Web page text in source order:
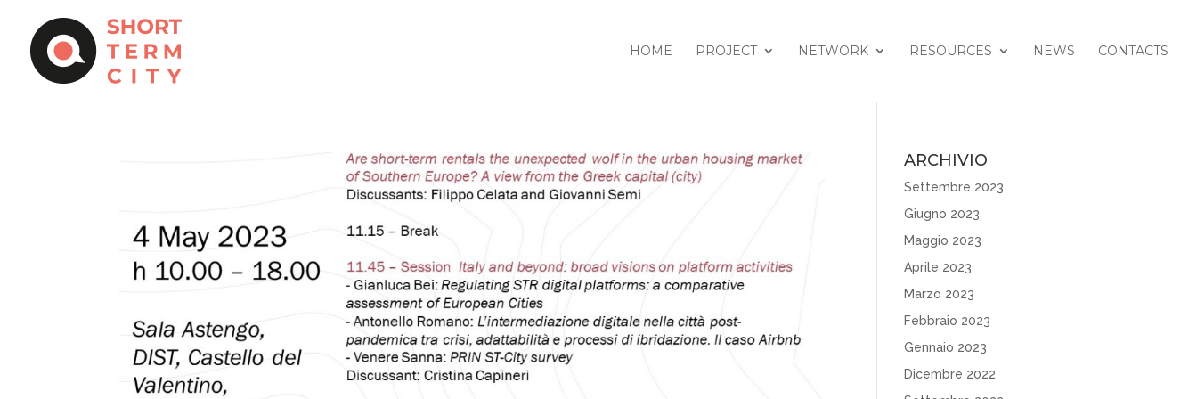
HOME PROJECT NETWORK RESOURCES NEWS CONTACTS
ARCHIVIO
Settembre 2023
Giugno 2023
Maggio 2023
Aprile 2023
Marzo 2023
Febbraio 2023
Gennaio 2023
Dicembre 2022